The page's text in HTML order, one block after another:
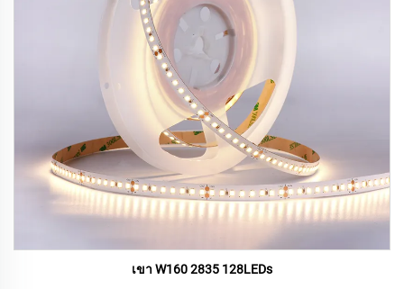
เขา W160 2835 128LEDs